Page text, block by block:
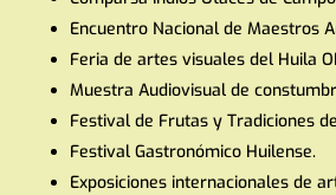
Encuentro Nacional de Maestros
Feria de artes visuales del Huila
Muestra Audiovisual de
Festival de Frutas y Tradiciones
Festival Gastronómico Huilense.
Exposiciones internacionales de